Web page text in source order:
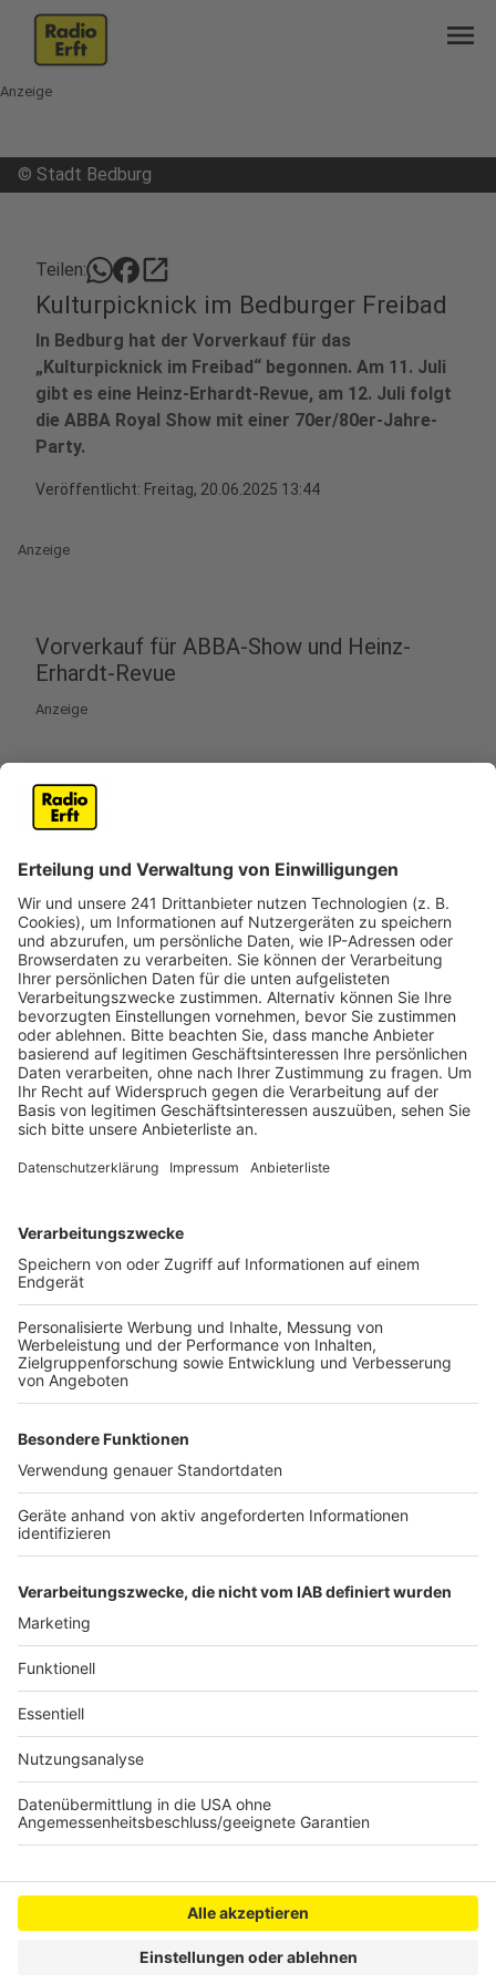
menu
Anzeige
© Stadt Bedburg
Teilen: open_in_new
Kulturpicknick im Bedburger Freibad
In Bedburg hat der Vorverkauf für das
„Kulturpicknick im Freibad“ begonnen. Am 11. Juli
gibt es eine Heinz-Erhardt-Revue, am 12. Juli folgt
die ABBA Royal Show mit einer 70er/80er-Jahre-
Party.
Veröffentlicht: Freitag, 20.06.2025 13:44
Anzeige
Vorverkauf für ABBA-Show und Heinz-
Erhardt-Revue
Anzeige
ABBA-Show oder Heinz-Erhardt-Revue – in Bedburg
gibt es auch in diesem Jahr wieder viel Musik beim
für die sechste Auflage der Open-Air-Veranstaltung
gestartet. Am 11. Juli steigt im Freibad die Heinz-
Erhardt-Revue. Einen Tag später, am 12. Juli wirds dann
richtig bunt. Dann gibt's die große ABBA Royal Show
mit 70er/80er-Jahre-Glitter-Party. Getränke und
Leckereien gibt's an beiden Tagen am Freibad-
Kiosk. Sollte es regnen – der Zuschauerraum ist
überdacht.
Anzeige
Stadt Bedburg
Kulturpicknick im Bedburger Freibad
Anzeige
Weitere Themen von Rhein und Erft
Anzeige
A4 am Sonntag komplett gesperrt
Elsdorf prüft Lachgasverbot
Hürther Meisen gegen giftige Raupen
Anzeige
Anzeige